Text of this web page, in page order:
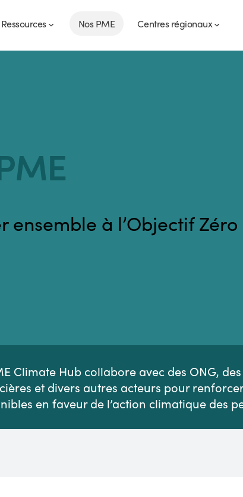
Ressources Nos PME Centres régionaux
ensemble à l’Objectif Zéro
Climate Hub collabore avec des ONG,
et divers autres acteurs pour
en faveur de l’action climatique des